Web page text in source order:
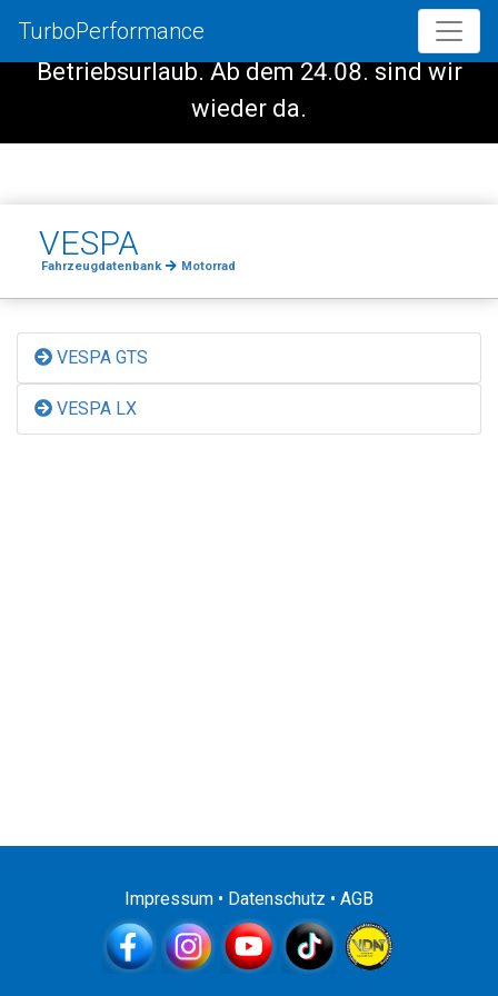
Vom 08.08. - 23.08. haben wir
Betriebsurlaub. Ab dem 24.08. sind wir
wieder da.
TurboPerformance
VESPA
Fahrzeugdatenbank Motorrad
VESPA GTS
VESPA LX
Impressum • Datenschutz • AGB